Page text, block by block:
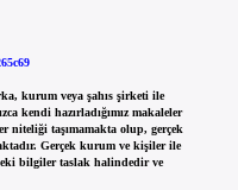
kurum veya şahıs şirketi ile
kendi hazırladığımız makaleler
niteliği taşımamakta olup, gerçek
Gerçek kurum ve kişiler ile
bilgiler taslak halindedir ve